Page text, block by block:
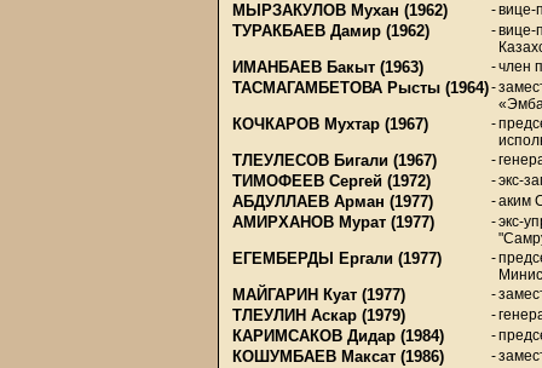
МЫРЗАКУЛОВ Мухан (1962) -вице-
ТУРАКБАЕВ Дамир (1962) -вице-
ИМАНБАЕВ Бакыт (1963) -член
ТАСМАГАМБЕТОВА Рысты (1964)-
КОЧКАРОВ Мухтар (1967) -
ТЛЕУЛЕСОВ Бигали (1967) -
ТИМОФЕЕВ Сергей (1972) -экс-
АБДУЛЛАЕВ Арман (1977) -аким
АМИРХАНОВ Мурат (1977) -экс-
ЕГЕМБЕРДЫ Ергали (1977) -
МАЙГАРИН Куат (1977) -
ТЛЕУЛИН Аскар (1979) -
КАРИМСАКОВ Дидар (1984) -
КОШУМБАЕВ Максат (1986) -